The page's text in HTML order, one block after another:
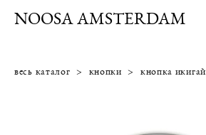
NOOSA AMSTERDAM
весь каталог > кнопки > кнопка икигай